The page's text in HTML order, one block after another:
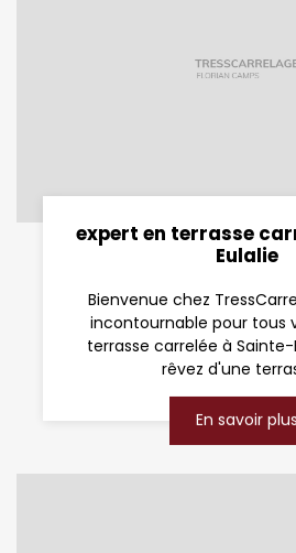
expert en terrasse
Eulalie
Bienvenue chez
incontournable pour tous
terrasse carrelée à Sainte-
rêvez d'une
En savoir plus